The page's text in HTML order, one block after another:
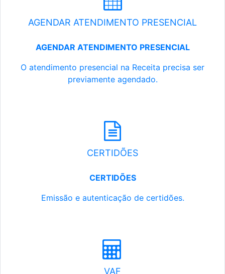
AGENDAR ATENDIMENTO PRESENCIAL
AGENDAR ATENDIMENTO PRESENCIAL
O atendimento presencial na Receita precisa ser
previamente agendado.
CERTIDÕES
CERTIDÕES
Emissão e autenticação de certidões.
VAF